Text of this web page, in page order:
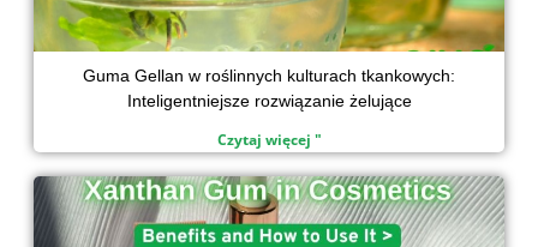
Guma Gellan w roślinnych kulturach tkankowych:
Inteligentniejsze rozwiązanie żelujące
Czytaj więcej "